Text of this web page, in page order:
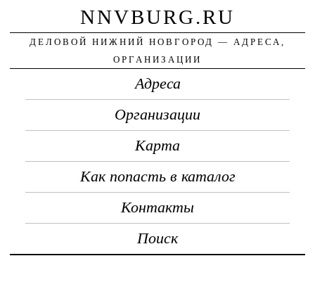
NNVBURG.RU
ДЕЛОВОЙ НИЖНИЙ НОВГОРОД — АДРЕСА,
ОРГАНИЗАЦИИ
Адреса
Организации
Карта
Как попасть в каталог
Контакты
Поиск